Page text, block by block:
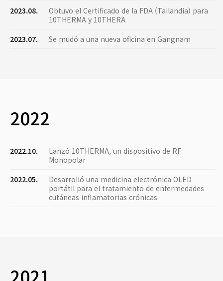
2023.08.
Obtuvo el Certificado de la FDA (Tailandia) para
10THERMA y 10THERA
2023.07.
Se mudó a una nueva oficina en Gangnam
2022
2022.10.
Lanzó 10THERMA, un dispositivo de RF
Monopolar
2022.05.
Desarrolló una medicina electrónica OLED
portátil para el tratamiento de enfermedades
cutáneas inflamatorias crónicas
2021